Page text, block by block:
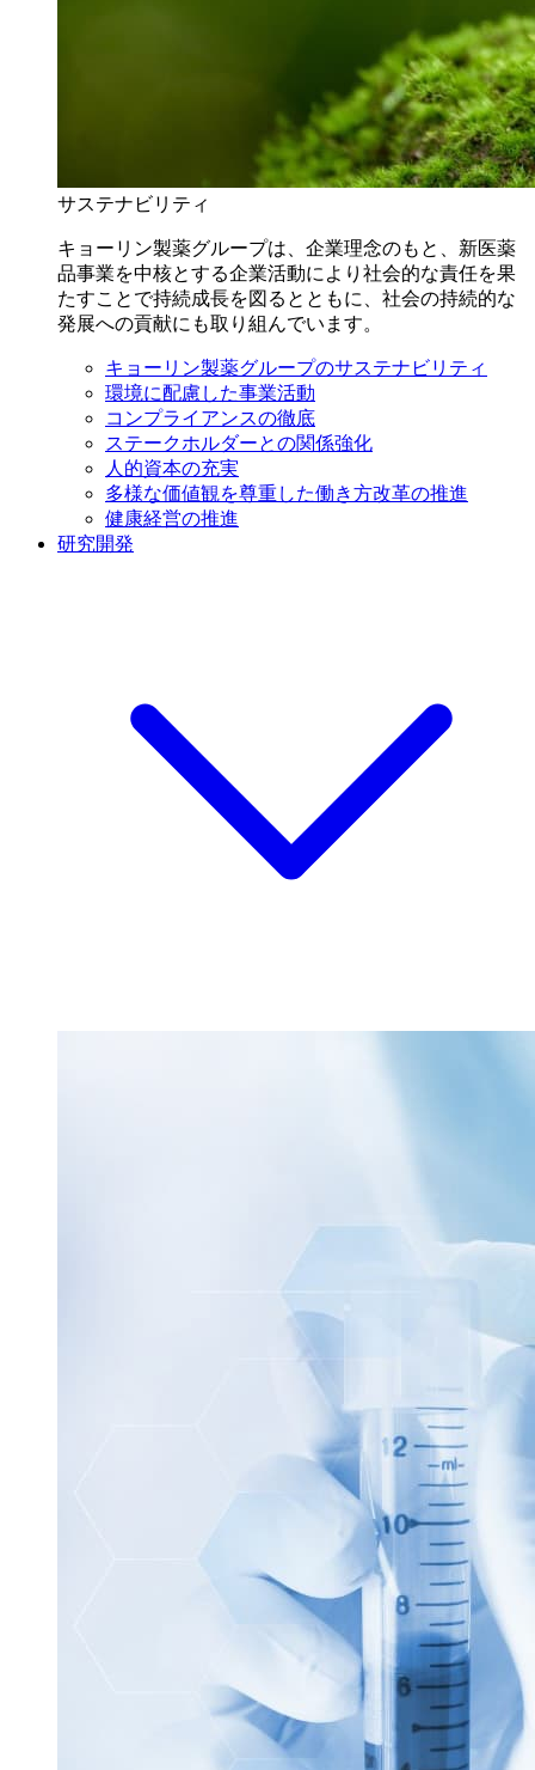
サステナビリティ
キョーリン製薬グループは、企業理念のもと、新医薬
品事業を中核とする企業活動により社会的な責任を果
たすことで持続成長を図るとともに、社会の持続的な
発展への貢献にも取り組んでいます。
キョーリン製薬グループのサステナビリティ
環境に配慮した事業活動
コンプライアンスの徹底
ステークホルダーとの関係強化
人的資本の充実
多様な価値観を尊重した働き方改革の推進
健康経営の推進
研究開発